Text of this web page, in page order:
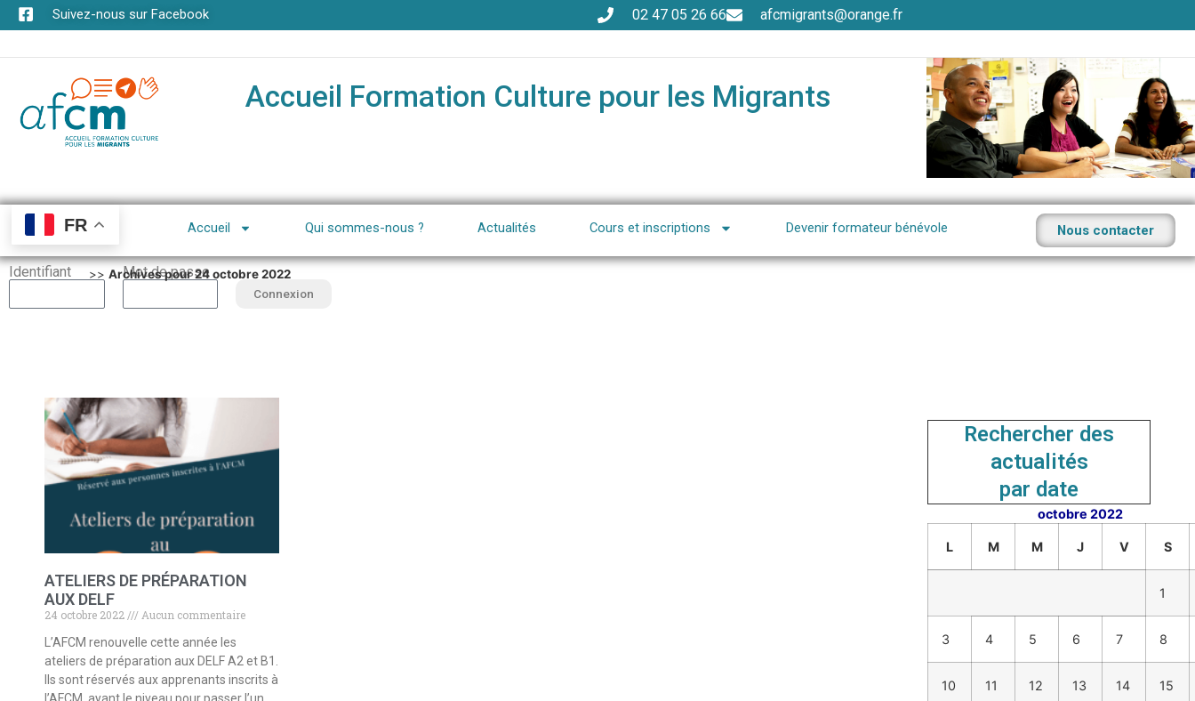
Suivez-nous sur Facebook 02 47 05 26 66 afcmigrants@orange.fr
Accueil Formation Culture pour les Migrants
FR Accueil Qui sommes-nous ? Actualités Cours et inscriptions Devenir formateur bénévole Nous contacter
>> Archives pour 24 octobre 2022
Identifiant Mot de passe
Connexion
ATELIERS DE PRÉPARATION
AUX DELF
24 octobre 2022
Aucun commentaire
L’AFCM renouvelle cette année les
ateliers de préparation aux DELF A2 et B1.
Ils sont réservés aux apprenants inscrits à
Rechercher des
actualités
par date
octobre 2022
L M M J V S
1
3 4 5 6 7 8
10 11 12 13 14 15